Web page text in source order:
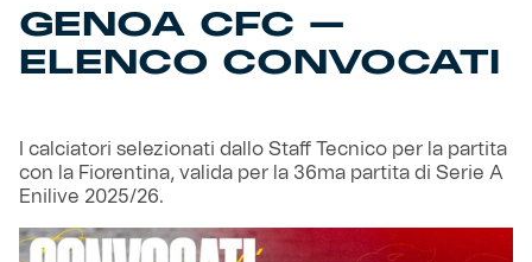
GENOA CFC –
ELENCO CONVOCATI
I calciatori selezionati dallo Staff Tecnico per la partita
con la Fiorentina, valida per la 36ma partita di Serie A
Enilive 2025/26.